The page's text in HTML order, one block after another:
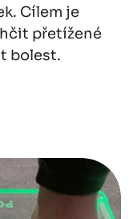
Cílem je
přetížené
bolest.